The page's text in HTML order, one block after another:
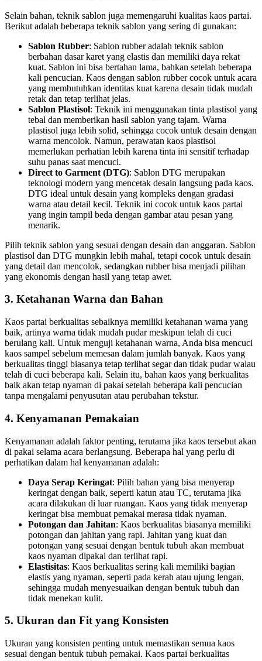
Selain bahan, teknik sablon juga memengaruhi kualitas kaos partai.
Berikut adalah beberapa teknik sablon yang sering di gunakan:
Sablon Rubber: Sablon rubber adalah teknik sablon
berbahan dasar karet yang elastis dan memiliki daya rekat
kuat. Sablon ini bisa bertahan lama, bahkan setelah beberapa
kali pencucian. Kaos dengan sablon rubber cocok untuk acara
yang membutuhkan identitas kuat karena desain tidak mudah
retak dan tetap terlihat jelas.
Sablon Plastisol: Teknik ini menggunakan tinta plastisol yang
tebal dan memberikan hasil sablon yang tajam. Warna
plastisol juga lebih solid, sehingga cocok untuk desain dengan
warna mencolok. Namun, perawatan kaos plastisol
memerlukan perhatian lebih karena tinta ini sensitif terhadap
suhu panas saat mencuci.
Direct to Garment (DTG): Sablon DTG merupakan
teknologi modern yang mencetak desain langsung pada kaos.
DTG ideal untuk desain yang kompleks dengan gradasi
warna atau detail kecil. Teknik ini cocok untuk kaos partai
yang ingin tampil beda dengan gambar atau pesan yang
menarik.
Pilih teknik sablon yang sesuai dengan desain dan anggaran. Sablon
plastisol dan DTG mungkin lebih mahal, tetapi cocok untuk desain
yang detail dan mencolok, sedangkan rubber bisa menjadi pilihan
yang ekonomis dengan hasil yang tetap awet.
3. Ketahanan Warna dan Bahan
Kaos partai berkualitas sebaiknya memiliki ketahanan warna yang
baik, artinya warna tidak mudah pudar meskipun telah di cuci
berulang kali. Untuk menguji ketahanan warna, Anda bisa mencuci
kaos sampel sebelum memesan dalam jumlah banyak. Kaos yang
berkualitas tinggi biasanya tetap terlihat segar dan tidak pudar walau
telah di cuci beberapa kali. Selain itu, bahan kaos yang berkualitas
baik akan tetap nyaman di pakai setelah beberapa kali pencucian
tanpa mengalami penyusutan atau perubahan tekstur.
4. Kenyamanan Pemakaian
Kenyamanan adalah faktor penting, terutama jika kaos tersebut akan
di pakai selama acara berlangsung. Beberapa hal yang perlu di
perhatikan dalam hal kenyamanan adalah:
Daya Serap Keringat: Pilih bahan yang bisa menyerap
keringat dengan baik, seperti katun atau TC, terutama jika
acara dilakukan di luar ruangan. Kaos yang tidak menyerap
keringat bisa membuat pemakai merasa tidak nyaman.
Potongan dan Jahitan: Kaos berkualitas biasanya memiliki
potongan dan jahitan yang rapi. Jahitan yang kuat dan
potongan yang sesuai dengan bentuk tubuh akan membuat
kaos nyaman dipakai dan terlihat rapi.
Elastisitas: Kaos berkualitas sering kali memiliki bagian
elastis yang nyaman, seperti pada kerah atau ujung lengan,
sehingga mudah menyesuaikan dengan bentuk tubuh dan
tidak menekan kulit.
5. Ukuran dan Fit yang Konsisten
Ukuran yang konsisten penting untuk memastikan semua kaos
sesuai dengan bentuk tubuh pemakai. Kaos partai berkualitas